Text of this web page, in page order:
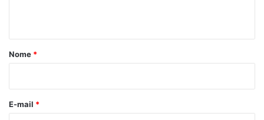
r
*
Nome *
E-mail *